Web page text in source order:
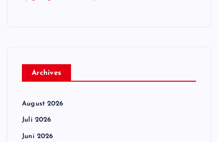
Archives
August 2026
Juli 2026
Juni 2026